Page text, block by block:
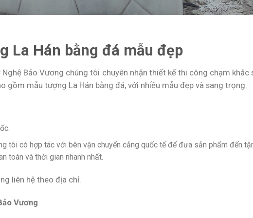
La Hán bằng đá mẫu đẹp
Bảo Vương chúng tôi chuyên nhận thiết kế thi công chạm khắc
gồm mẫu tượng La Hán bằng đá, với nhiều mẫu đẹp và sang trọng.
tôi có hợp tác với bên vận chuyển cảng quốc tế để đưa sản phẩm đến
toàn và thời gian nhanh nhất.
liên hệ theo địa chỉ.
Vương